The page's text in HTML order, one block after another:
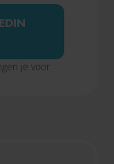
je voor